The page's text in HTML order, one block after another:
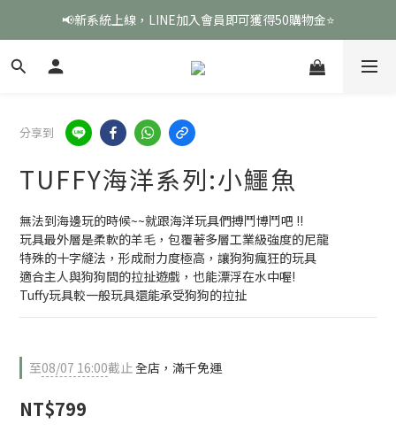
📢新系統上線，LINE加入會員即可獲得50購物金⭐
分享到
TUFFY海洋系列:小鱷魚
無法到海邊玩的時候~~就跟海洋玩具們搏鬥博鬥吧 !!
玩具最外層是柔軟的羊毛，包覆著多層工業級強度的尼龍
特殊的十字縫法，形成耐力度極高，讓狗狗瘋狂的玩具
適合主人與狗狗間的拉扯遊戲，也能漂浮在水中喔!
Tuffy玩具較一般玩具還能承受狗狗的拉扯
至08/07 16:00截止全店，滿千免運
NT$799